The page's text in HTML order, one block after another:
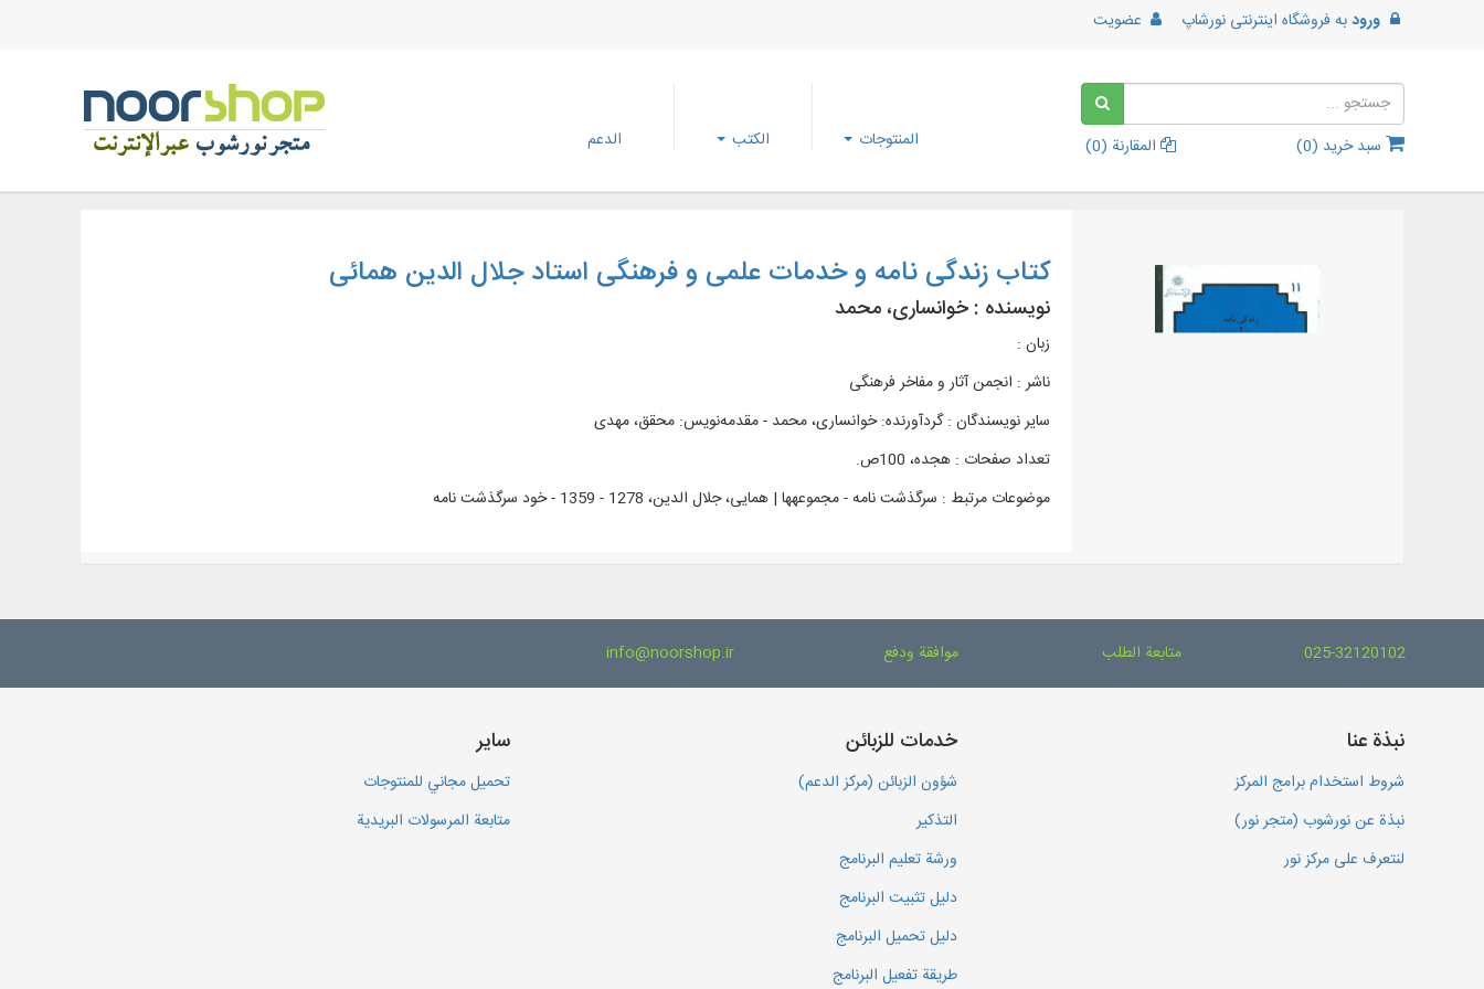
ورودبه فروشگاه اینترنتی نورشاپ عضویت
سبد خرید (0
) المقارنة (0
) المنتوجات الكتب الدعم
کتاب زندگی نامه و خدمات علمی و فرهنگی استاد جلال الدین همائی
نویسنده : خوانساری، محمد
زبان :
ناشر : انجمن آثار و مفاخر فرهنگی
سایر نویسندگان : گردآورنده: خوانساری، محمد - مقدمه‌نويس: محقق، مهدی
تعداد صفحات : هجده، 100ص.
موضوعات مرتبط : سرگذشت نامه - مجموعه‎ها | همایی، جلال الدین، 1278 - 1359 - خود سرگذشت نامه
025-32120102 متابعة الطلب موافقة ودفع info@noorshop.ir
نبذة عنا
شروط استخدام برامج المركز
نبذة عن نورشوب (متجر نور)
لنتعرف على مركز نور
خدمات للزبائن
شؤون الزبائن (مركز الدعم)
التذكير
ورشة تعليم البرنامج
دليل تثبيت البرنامج
دليل تحميل البرنامج
طريقة تفعيل البرنامج
سایر
تحميل مجاني للمنتوجات
متابعة المرسولات البريدية